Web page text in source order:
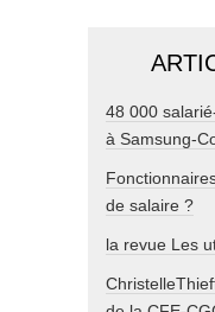
48 000
à Samsung-
de salaire ?
la revue Les